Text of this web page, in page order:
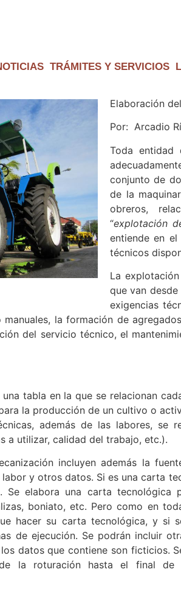
TRÁMITES Y SERVICIOS
Elaboración
Por: Arcadio
Toda entidad
conjunto de
de la
obreros,
“explotación
entiende en
técnicos
La
que van
exigencias
la formación de
del servicio técnico, el
tabla en la que se relacionan
la producción de un cultivo o
además de las labores, se
a utilizar, calidad del trabajo, etc.).
incluyen además la
labor y otros datos. Si es una carta
Se elabora una carta
boniato, etc. Pero como en
hacer su carta tecnológica, y si
de ejecución. Se podrán incluir
datos que contiene son ficticios.
la roturación hasta el final